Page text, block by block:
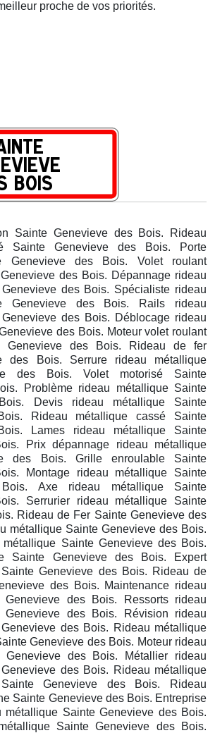
proche de vos priorités.
Sainte Genevieve des Bois. Rideau
Sainte Genevieve des Bois. Porte
Genevieve des Bois. Volet roulant
des Bois. Dépannage rideau
des Bois. Spécialiste rideau
Genevieve des Bois. Rails rideau
des Bois. Déblocage rideau
des Bois. Moteur volet roulant
Genevieve des Bois. Rideau de fer
des Bois. Serrure rideau métallique
des Bois. Volet motorisé Sainte
Problème rideau métallique Sainte
Devis rideau métallique Sainte
Rideau métallique cassé Sainte
Lames rideau métallique Sainte
Prix dépannage rideau métallique
des Bois. Grille enroulable Sainte
Montage rideau métallique Sainte
Axe rideau métallique Sainte
Serrurier rideau métallique Sainte
Rideau de Fer Sainte Genevieve des
métallique Sainte Genevieve des Bois.
Sainte Genevieve des Bois.
Sainte Genevieve des Bois. Expert
Genevieve des Bois. Rideau de
des Bois. Maintenance rideau
Genevieve des Bois. Ressorts rideau
Genevieve des Bois. Révision rideau
des Bois. Rideau métallique
Genevieve des Bois. Moteur rideau
Genevieve des Bois. Métallier rideau
des Bois. Rideau métallique
Genevieve des Bois. Rideau
Sainte Genevieve des Bois. Entreprise
métallique Sainte Genevieve des Bois.
Sainte Genevieve des Bois.